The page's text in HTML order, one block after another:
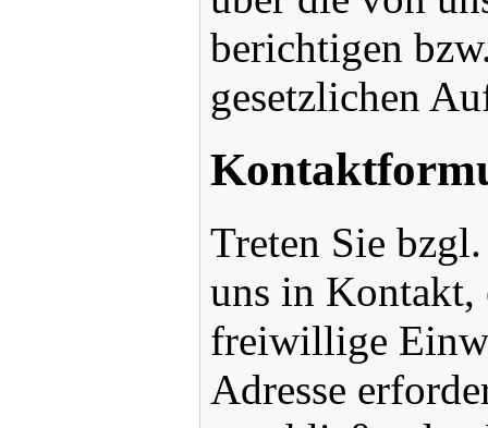
berichtigen
gesetzlichen
Treten Sie
uns in Kontakt,
freiwillige
Adresse